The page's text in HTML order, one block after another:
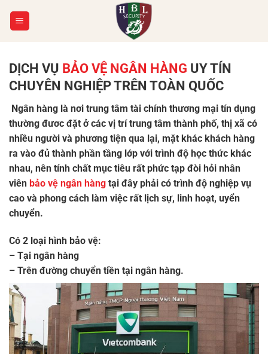
DỊCH VỤ BẢO VỆ NGÂN HÀNG UY TÍN
CHUYÊN NGHIỆP TRÊN TOÀN QUỐC
Ngân hàng là nơi trung tâm tài chính thương mại tín dụng
thường đươc đặt ở các vị trí trung tâm thành phố, thị xã có
nhiều người và phương tiện qua lại, mặt khác khách hàng
ra vào đủ thành phần tầng lớp với trình độ học thức khác
nhau, nên tính chất mục tiêu rất phức tạp đòi hỏi nhân
viên bảo vệ ngân hàng tại đây phải có trình độ nghiệp vụ
cao và phong cách làm việc rất lịch sự, linh hoạt, uyển
chuyển.
Có 2 loại hình bảo vệ:
– Tại ngân hàng
– Trên đường chuyển tiền tại ngân hàng.